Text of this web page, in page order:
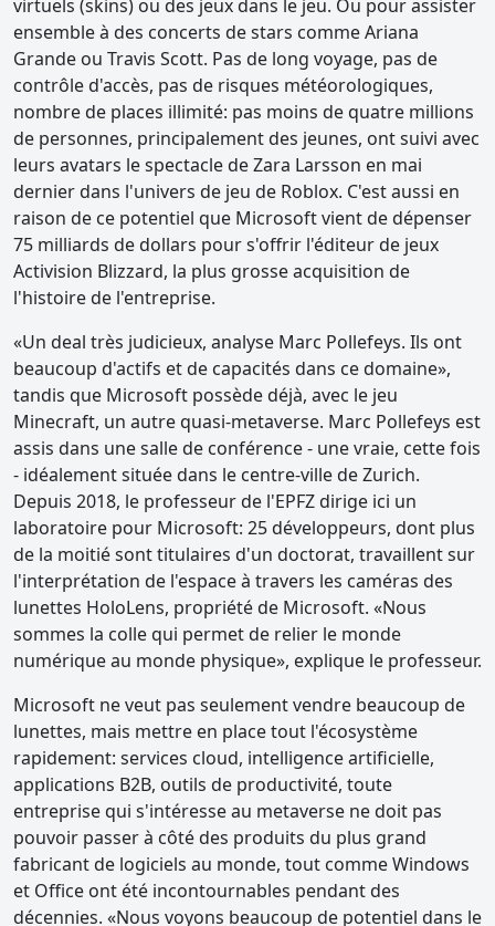
virtuels (skins) ou des jeux dans le jeu. Ou pour assister
ensemble à des concerts de stars comme Ariana
Grande ou Travis Scott. Pas de long voyage, pas de
contrôle d'accès, pas de risques météorologiques,
nombre de places illimité: pas moins de quatre millions
de personnes, principalement des jeunes, ont suivi avec
leurs avatars le spectacle de Zara Larsson en mai
dernier dans l'univers de jeu de Roblox. C'est aussi en
raison de ce potentiel que Microsoft vient de dépenser
75 milliards de dollars pour s'offrir l'éditeur de jeux
Activision Blizzard, la plus grosse acquisition de
l'histoire de l'entreprise.
«Un deal très judicieux, analyse Marc Pollefeys. Ils ont
beaucoup d'actifs et de capacités dans ce domaine»,
tandis que Microsoft possède déjà, avec le jeu
Minecraft, un autre quasi-metaverse. Marc Pollefeys est
assis dans une salle de conférence - une vraie, cette fois
- idéalement située dans le centre-ville de Zurich.
Depuis 2018, le professeur de l'EPFZ dirige ici un
laboratoire pour Microsoft: 25 développeurs, dont plus
de la moitié sont titulaires d'un doctorat, travaillent sur
l'interprétation de l'espace à travers les caméras des
lunettes HoloLens, propriété de Microsoft. «Nous
sommes la colle qui permet de relier le monde
numérique au monde physique», explique le professeur.
Microsoft ne veut pas seulement vendre beaucoup de
lunettes, mais mettre en place tout l'écosystème
rapidement: services cloud, intelligence artificielle,
applications B2B, outils de productivité, toute
entreprise qui s'intéresse au metaverse ne doit pas
pouvoir passer à côté des produits du plus grand
fabricant de logiciels au monde, tout comme Windows
et Office ont été incontournables pendant des
décennies. «Nous voyons beaucoup de potentiel dans le